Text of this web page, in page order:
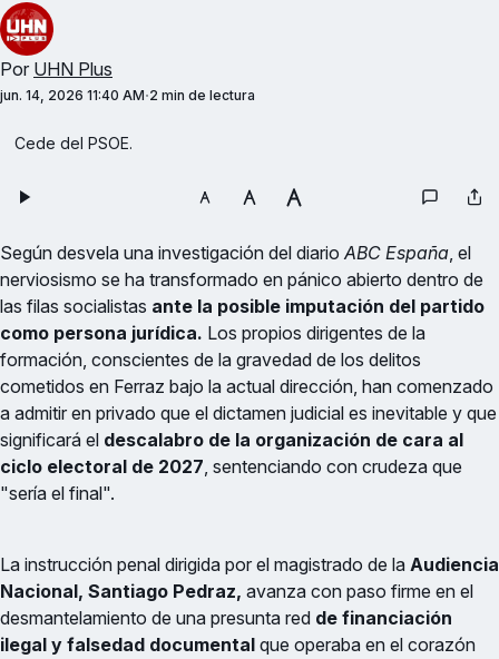
Por UHN Plus
jun. 14, 2026 11:40 AM 2 min de lectura
Cede del PSOE.
Según desvela una investigación del diarioABC España, el
nerviosismo se ha transformado en pánico abierto dentro de
las filas socialistas ante la posible imputación del partido
como persona jurídica. Los propios dirigentes de la
formación, conscientes de la gravedad de los delitos
cometidos en Ferraz bajo la actual dirección, han comenzado
a admitir en privado que el dictamen judicial es inevitable y que
significará el descalabro de la organización de cara al
ciclo electoral de 2027, sentenciando con crudeza que
"sería el final".
La instrucción penal dirigida por el magistrado de la Audiencia
Nacional, Santiago Pedraz, avanza con paso firme en el
desmantelamiento de una presunta red de financiación
ilegal y falsedad documental que operaba en el corazón